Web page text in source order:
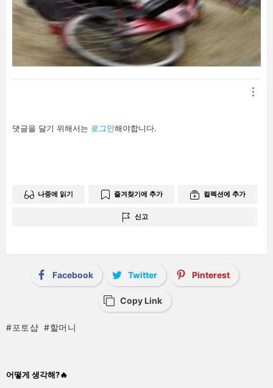
답
글
댓글을 달기 위해서는 로그인해야합니다.
나중에 읽기 즐겨찾기에 추가 컬렉션에 추가
신고
Facebook Twitter Pinterest
Copy Link
포토샵 할머니
어떻게 생각해?🔥